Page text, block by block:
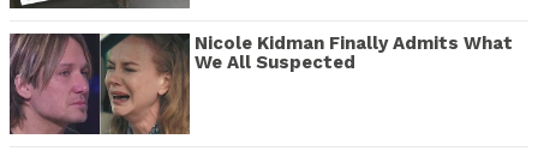
Nicole Kidman Finally Admits What
We All Suspected